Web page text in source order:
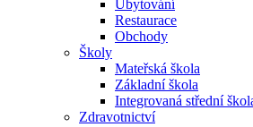
Ubytování
Restaurace
Obchody
Školy
Mateřská škola
Základní škola
Integrovaná střední
Zdravotnictví